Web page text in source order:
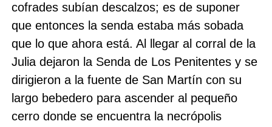
cofrades subían descalzos; es de suponer
que entonces la senda estaba más sobada
que lo que ahora está. Al llegar al corral de la
Julia dejaron la Senda de Los Penitentes y se
dirigieron a la fuente de San Martín con su
largo bebedero para ascender al pequeño
cerro donde se encuentra la necrópolis